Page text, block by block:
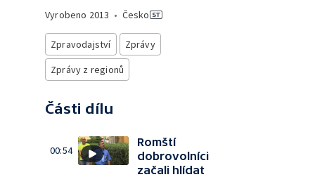
Vyrobeno 2013 • Česko
Zpravodajství
Zprávy
Zprávy z regionů
Části dílu
00:54
Romští
dobrovolníci
začali hlídat